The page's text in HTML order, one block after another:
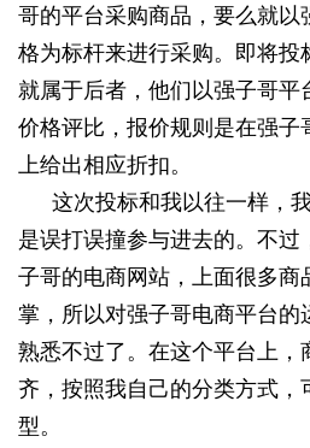
哥的平台采购商品，要么就以
格为标杆来进行采购。即将投
就属于后者，他们以强子哥平
价格评比，报价规则是在强子
上给出相应折扣。
这次投标和我以往一样，
是误打误撞参与进去的。不过
子哥的电商网站，上面很多商
掌，所以对强子哥电商平台的
熟悉不过了。在这个平台上，
齐，按照我自己的分类方式，
型。